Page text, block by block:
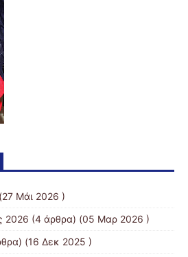
Μάι 2026 )
2026 (4 άρθρα) (05 Μαρ 2026 )
(16 Δεκ 2025 )